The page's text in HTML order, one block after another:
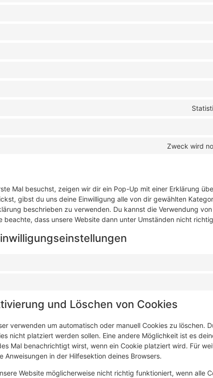
Zweck wird
Mal besuchst, zeigen wir dir ein Pop-Up mit einer Erklärung
gibst du uns deine Einwilligung alle von dir gewählten
beschrieben zu verwenden. Du kannst die Verwendung
beachte, dass unsere Website dann unter Umständen nicht
und Löschen von Cookies
verwenden um automatisch oder manuell Cookies zu löschen.
nicht platziert werden sollen. Eine andere Möglichkeit ist es
Mal benachrichtigt wirst, wenn ein Cookie platziert wird. Für
Anweisungen in der Hilfesektion deines Browsers.
Website möglicherweise nicht richtig funktioniert, wenn alle